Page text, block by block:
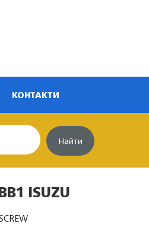
КОНТАКТИ
Найти
ISUZU